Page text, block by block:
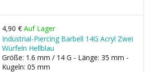
4,90 € Auf Lager
Industrial-Piercing Barbell 14G Acryl Zwei
Würfeln Hellblau
Größe: 1.6 mm / 14 G - Länge: 35 mm -
Kugeln: 05 mm